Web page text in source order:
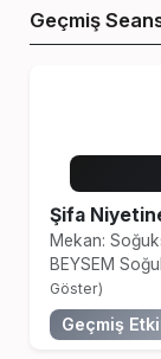
Geçmiş
Şifa
Mekan:
BEYSEM
Göster)
Geçmiş